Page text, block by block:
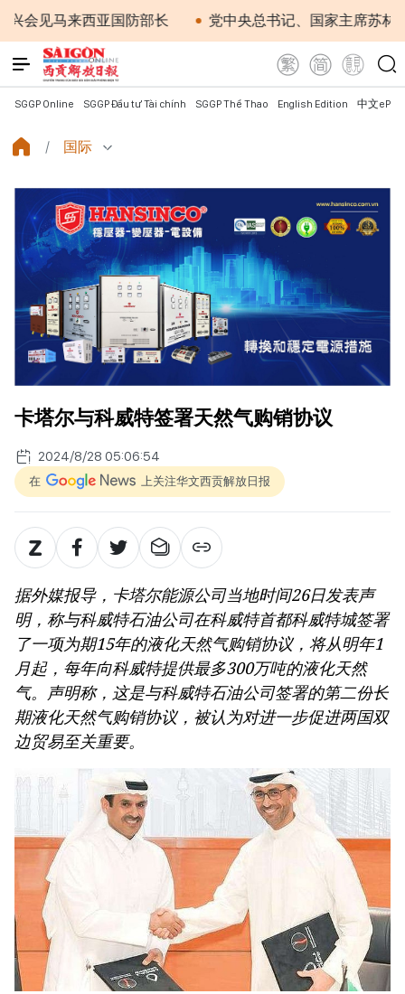
马来西亚国防部长 党中央总书记、国家主席苏林：越
SGGP Online SGGP Đầu tư Tài chính SGGP Thể Thao English Edition 中文
国际
卡塔尔与科威特签署天然气购销协议
2024/8/28 05:06:54
在 上关注华文西贡解放日报
据外媒报导，卡塔尔能源公司当地时间26日发表声
明，称与科威特石油公司在科威特首都科威特城签署
了一项为期15年的液化天然气购销协议，将从明年1
月起，每年向科威特提供最多300万吨的液化天然
气。声明称，这是与科威特石油公司签署的第二份长
期液化天然气购销协议，被认为对进一步促进两国双
边贸易至关重要。